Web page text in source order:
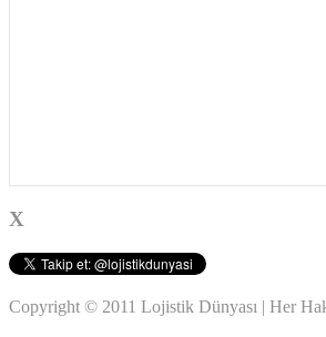
X
Copyright © 2011 Lojistik Dünyası | Her